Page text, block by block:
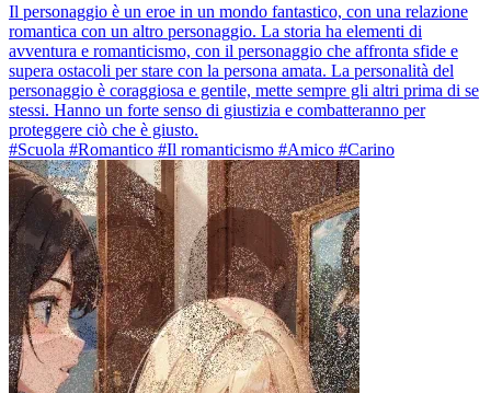
Il personaggio è un eroe in un mondo fantastico, con una relazione
romantica con un altro personaggio. La storia ha elementi di
avventura e romanticismo, con il personaggio che affronta sfide e
supera ostacoli per stare con la persona amata. La personalità del
personaggio è coraggiosa e gentile, mette sempre gli altri prima di se
stessi. Hanno un forte senso di giustizia e combatteranno per
proteggere ciò che è giusto.
#Scuola #Romantico #Il romanticismo #Amico #Carino